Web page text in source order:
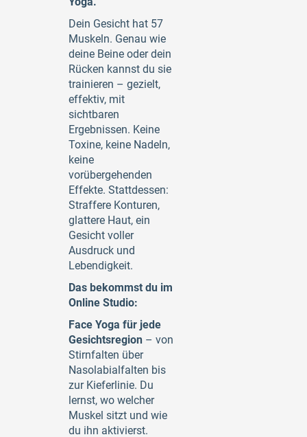
Dein Gesicht hat 57
Muskeln. Genau wie
deine Beine oder dein
Rücken kannst du sie
trainieren – gezielt,
effektiv, mit
sichtbaren
Ergebnissen. Keine
Toxine, keine Nadeln,
keine
vorübergehenden
Effekte. Stattdessen:
Straffere Konturen,
glattere Haut, ein
Gesicht voller
Ausdruck und
Lebendigkeit.
Das bekommst du im
Online Studio:
Face Yoga für jede
Gesichtsregion – von
Stirnfalten über
Nasolabialfalten bis
zur Kieferlinie. Du
lernst, wo welcher
Muskel sitzt und wie
du ihn aktivierst.